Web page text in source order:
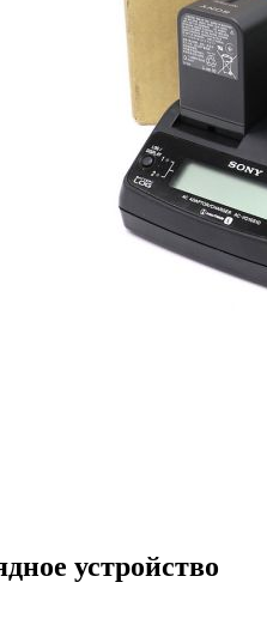
устройство